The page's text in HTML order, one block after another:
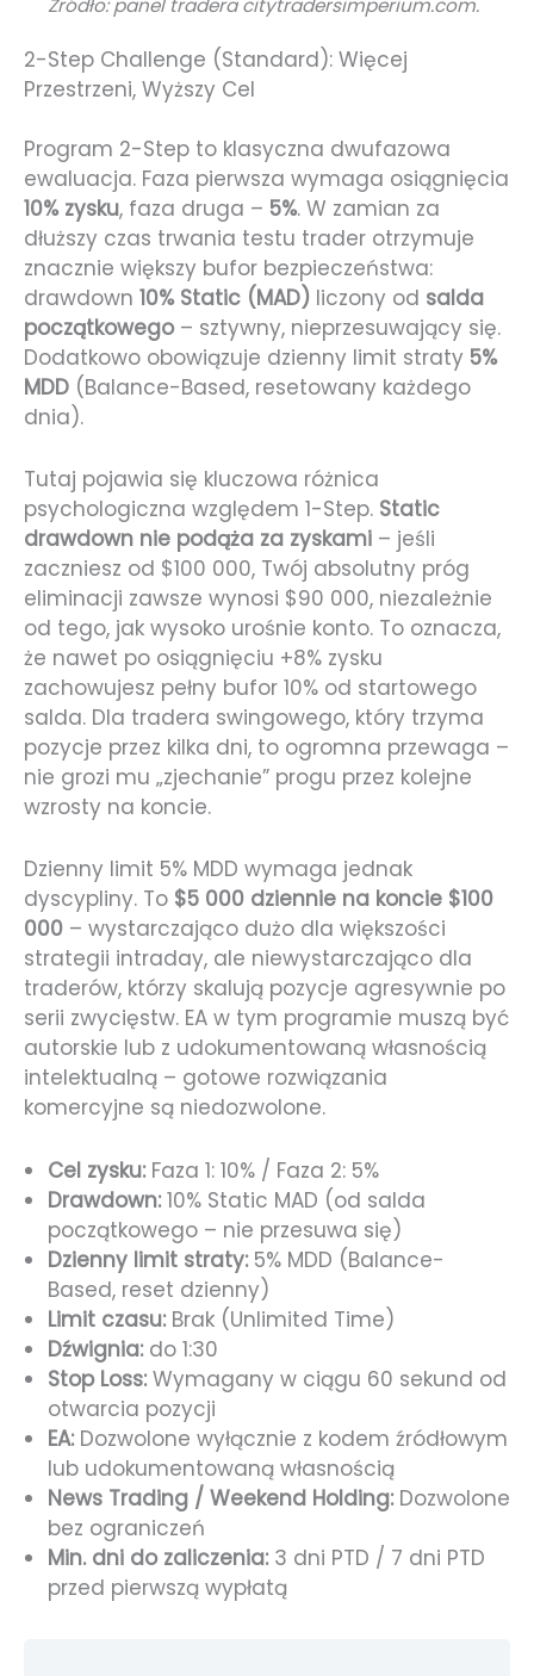
2-Step Challenge (Standard): Więcej
Przestrzeni, Wyższy Cel
Program 2-Step to klasyczna dwufazowa
ewaluacja. Faza pierwsza wymaga osiągnięcia
10% zysku, faza druga – 5%. W zamian za
dłuższy czas trwania testu trader otrzymuje
znacznie większy bufor bezpieczeństwa:
drawdown 10% Static (MAD) liczony od salda
początkowego– sztywny, nieprzesuwający się.
Dodatkowo obowiązuje dzienny limit straty 5%
MDD (Balance-Based, resetowany każdego
dnia).
Tutaj pojawia się kluczowa różnica
psychologiczna względem 1-Step. Static
drawdown nie podąża za zyskami – jeśli
zaczniesz od $100 000, Twój absolutny próg
eliminacji zawsze wynosi $90 000, niezależnie
od tego, jak wysoko urośnie konto. To oznacza,
że nawet po osiągnięciu +8% zysku
zachowujesz pełny bufor 10% od startowego
salda. Dla tradera swingowego, który trzyma
pozycje przez kilka dni, to ogromna przewaga –
nie grozi mu „zjechanie” progu przez kolejne
wzrosty na koncie.
Dzienny limit 5% MDD wymaga jednak
dyscypliny. To $5 000 dziennie na koncie $100
000 – wystarczająco dużo dla większości
strategii intraday, ale niewystarczająco dla
traderów, którzy skalują pozycje agresywnie po
serii zwycięstw. EA w tym programie muszą być
autorskie lub z udokumentowaną własnością
intelektualną – gotowe rozwiązania
komercyjne są niedozwolone.
Cel zysku:Faza 1: 10% / Faza 2: 5%
Drawdown:10% Static MAD (od salda
początkowego – nie przesuwa się)
Dzienny limit straty:5% MDD (Balance-
Based, reset dzienny)
Limit czasu:Brak (Unlimited Time)
Dźwignia:do 1:30
Stop Loss:Wymagany w ciągu 60 sekund od
otwarcia pozycji
EA:Dozwolone wyłącznie z kodem źródłowym
lub udokumentowaną własnością
News Trading / Weekend Holding:Dozwolone
bez ograniczeń
Min. dni do zaliczenia:3 dni PTD / 7 dni PTD
przed pierwszą wypłatą